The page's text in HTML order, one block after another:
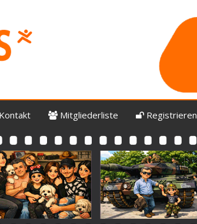
Kontakt Mitgliederliste Registrieren